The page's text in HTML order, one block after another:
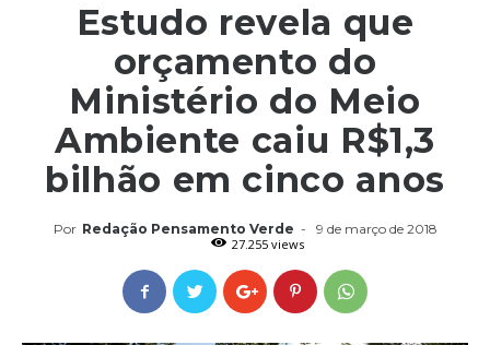
Estudo revela que
orçamento do
Ministério do Meio
Ambiente caiu R$1,3
bilhão em cinco anos
Por Redação Pensamento Verde -
9 de março de 2018
27.255 views